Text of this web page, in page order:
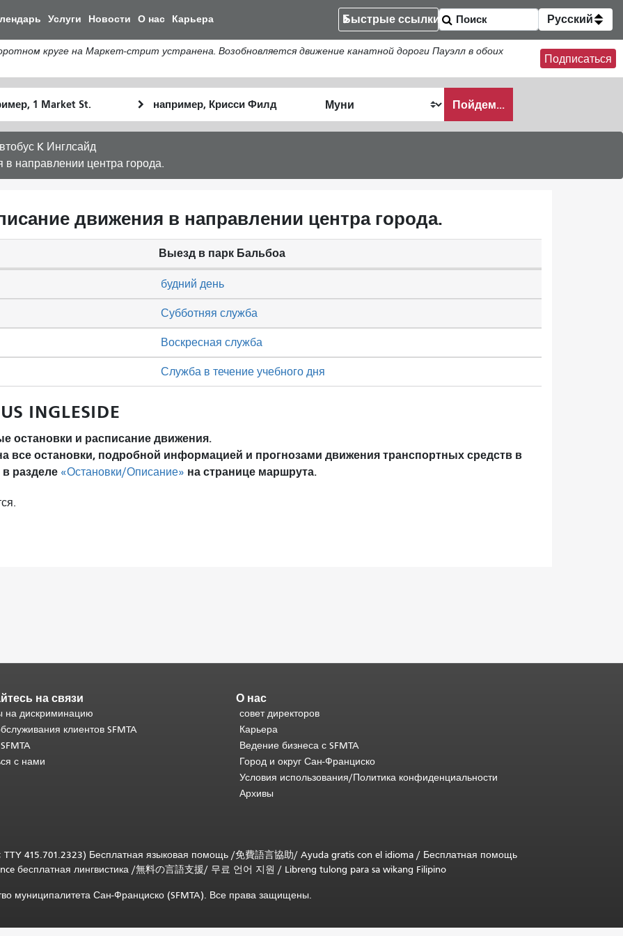
к
общему
содержанию
Услуги Новости О нас Карьера Быстрые ссылки Русский
круге на Маркет-стрит устранена. Возобновляется движение канатной дороги Пауэлл в обоих
Подписаться
окончания
я
Пойдем...
K Инглсайд
направлении центра города.
движения в направлении центра города.
Выезд в парк Бальбоа
Субботняя служба
Воскресная служба
будний день
Служба в течение учебного дня
INGLESIDE
остановки и расписание движения.
все остановки, подробной информацией и прогнозами движения транспортных средств в
разделе «Остановки/Описание» на странице маршрута.
на связи
дискриминацию
клиентов SFMTA
с нами
О нас
совет директоров
Карьера
Ведение бизнеса с SFMTA
Город и округ Сан-Франциско
Условия использования/Политика конфиденциальности
Архивы
415.701.2323) Бесплатная языковая помощь /免費語言協助/ Ayuda gratis con el idioma / Бесплатная помощь
бесплатная лингвистика /無料の言語支援/ 무료 언어 지원 / Libreng tulong para sa wikang Filipino
муниципалитета Сан-Франциско (SFMTA). Все права защищены.